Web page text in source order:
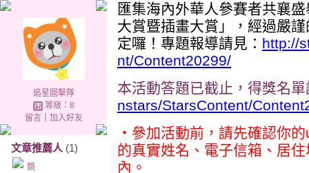
追星圖擊隊
等級：8
留言｜ 加入好友
文章推薦人 (1)
鏡
匯集海內外華人參賽者共襄
大賞暨插畫大賞」，經過嚴
定囉！專題報導請見： http://
nt/Content20299/
本活動答題已截止，得獎名
nstars/StarsContent/
‧參加活動前，請先確認你
的真實姓名、電子信箱、居
內。